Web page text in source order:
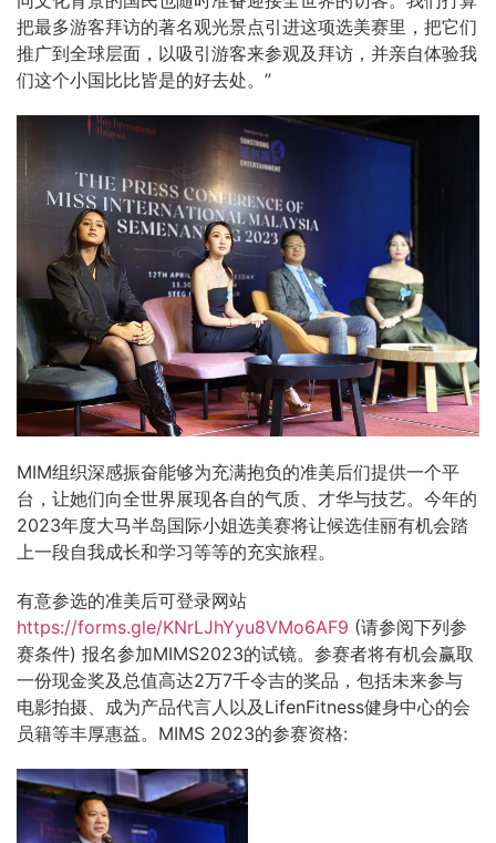
把最多游客拜访的著名观光景点引进这项选美赛里，把它们
推广到全球层面，以吸引游客来参观及拜访，并亲自体验我
们这个小国比比皆是的好去处。”
MIM组织深感振奋能够为充满抱负的准美后们提供一个平
台，让她们向全世界展现各自的气质、才华与技艺。今年的
2023年度大马半岛国际小姐选美赛将让候选佳丽有机会踏
上一段自我成长和学习等等的充实旅程。
有意参选的准美后可登录网站
https://forms.gle/KNrLJhYyu8VMo6AF9 (请参阅下列参
赛条件) 报名参加MIMS2023的试镜。参赛者将有机会赢取
一份现金奖及总值高达2万7千令吉的奖品，包括未来参与
电影拍摄、成为产品代言人以及LifenFitness健身中心的会
员籍等丰厚惠益。MIMS 2023的参赛资格: